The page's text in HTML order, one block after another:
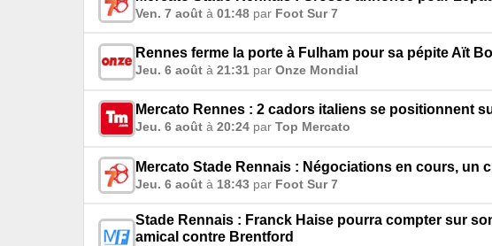
Ven. 7 août à 01:48 par Foot Sur 7
Rennes ferme la porte à Fulham pour sa pépite Aït
Jeu. 6 août à 21:31 par Onze Mondial
Mercato Rennes : 2 cadors italiens se positionnent
Jeu. 6 août à 20:24 par Top Mercato
Mercato Stade Rennais : Négociations en cours, un
Jeu. 6 août à 18:43 par Foot Sur 7
Stade Rennais : Franck Haise pourra compter sur
amical contre Brentford